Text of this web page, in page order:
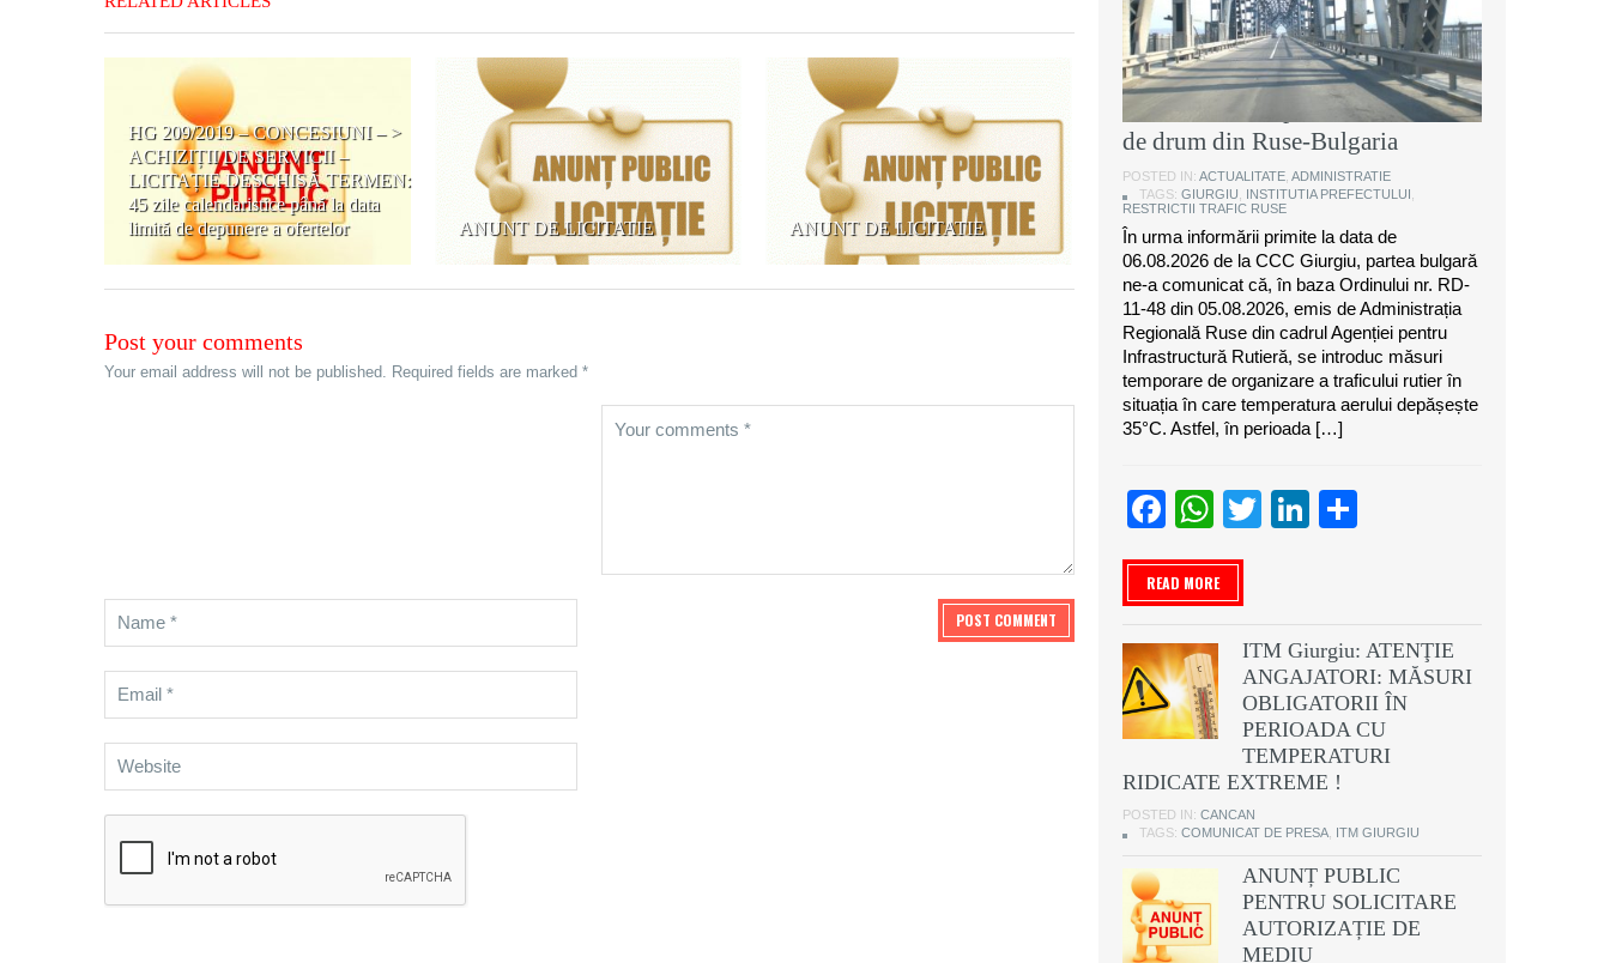
HG 209/2019 – CONCESIUNI – >
ACHIZIȚII DE SERVICII –
LICITAȚIE DESCHISĂ TERMEN:
45 zile calendaristice până la data
limită de depunere a ofertelor
ANUNT DE LICITATIE ANUNT DE LICITATIE
Post your comments
Your email address will not be published. Required fields are marked *
Instituția Prefectului: Măsuri
temporare de organizare a
traficului rutier pe anumite sectoare
de drum din Ruse-Bulgaria
POSTED IN: ACTUALITATE ADMINISTRATIE
TAGS: GIURGIU INSTITUTIA PREFECTULUI
RESTRICTII TRAFIC RUSE
În urma informării primite la data de
06.08.2026 de la CCC Giurgiu, partea bulgară
ne-a comunicat că, în baza Ordinului nr. RD-
11-48 din 05.08.2026, emis de Administrația
Regională Ruse din cadrul Agenției pentru
Infrastructură Rutieră, se introduc măsuri
temporare de organizare a traficului rutier în
situația în care temperatura aerului depășește
35°C. Astfel, în perioada […]
Facebook
WhatsApp
TwitterLinkedIn
READ MORE
ITM Giurgiu: ATENŢIE
ANGAJATORI: MĂSURI
OBLIGATORII ÎN
PERIOADA CU
TEMPERATURI
RIDICATE EXTREME !
POSTED IN: CANCAN
TAGS: COMUNICAT DE PRESA ITM GIURGIU
ANUNȚ PUBLIC
PENTRU SOLICITARE
AUTORIZAȚIE DE
MEDIU